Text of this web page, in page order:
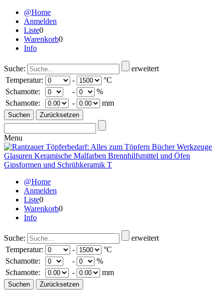
@Home
Anmelden
Liste0
Warenkorb0
Info
Suche:
erweitert
Temperatur:
-
°C
Schamotte:
-
%
Schamotte:
- mm
Menu
@Home
Anmelden
Liste0
Warenkorb0
Info
Suche:
erweitert
Temperatur:
-
°C
Schamotte:
-
%
Schamotte:
- mm